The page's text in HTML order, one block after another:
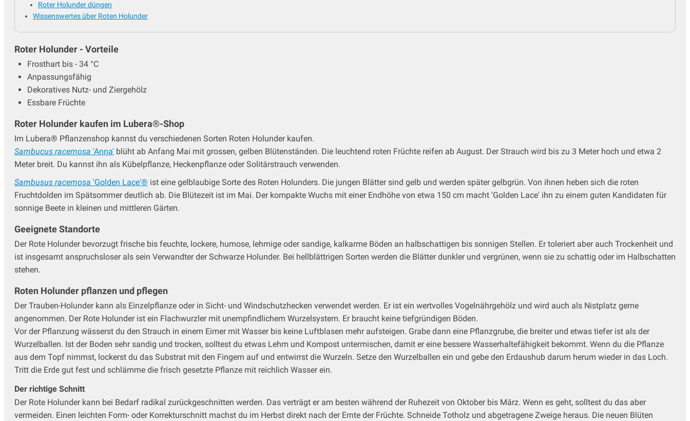
Roter Holunder düngen
Wissenswertes über Roten Holunder
Roter Holunder - Vorteile
Frosthart bis - 34 °C
Anpassungsfähig
Dekoratives Nutz- und Ziergehölz
Essbare Früchte
Roter Holunder kaufen im Lubera®-Shop
Im Lubera® Pflanzenshop kannst du verschiedenen Sorten Roten Holunder kaufen.
Sambucus racemosa 'Anna' blüht ab Anfang Mai mit grossen, gelben Blütenständen. Die leuchtend roten Früchte reifen ab August. Der Strauch wird bis zu 3 Meter hoch und etwa 2
Meter breit. Du kannst ihn als Kübelpflanze, Heckenpflanze oder Solitärstrauch verwenden.
Sambusus racemosa 'Golden Lace'® ist eine gelblaubige Sorte des Roten Holunders. Die jungen Blätter sind gelb und werden später gelbgrün. Von ihnen heben sich die roten
Fruchtdolden im Spätsommer deutlich ab. Die Blütezeit ist im Mai. Der kompakte Wuchs mit einer Endhöhe von etwa 150 cm macht 'Golden Lace' ihn zu einem guten Kandidaten für
sonnige Beete in kleinen und mittleren Gärten.
Geeignete Standorte
Der Rote Holunder bevorzugt frische bis feuchte, lockere, humose, lehmige oder sandige, kalkarme Böden an halbschattigen bis sonnigen Stellen. Er toleriert aber auch Trockenheit und
ist insgesamt anspruchsloser als sein Verwandter der Schwarze Holunder. Bei hellblättrigen Sorten werden die Blätter dunkler und vergrünen, wenn sie zu schattig oder im Halbschatten
stehen.
Roten Holunder pflanzen und pflegen
Der Trauben-Holunder kann als Einzelpflanze oder in Sicht- und Windschutzhecken verwendet werden. Er ist ein wertvolles Vogelnährgehölz und wird auch als Nistplatz gerne
angenommen. Der Rote Holunder ist ein Flachwurzler mit unempfindlichem Wurzelsystem. Er braucht keine tiefgründigen Böden.
Vor der Pflanzung wässerst du den Strauch in einem Eimer mit Wasser bis keine Luftblasen mehr aufsteigen. Grabe dann eine Pflanzgrube, die breiter und etwas tiefer ist als der
Wurzelballen. Ist der Boden sehr sandig und trocken, solltest du etwas Lehm und Kompost untermischen, damit er eine bessere Wasserhaltefähigkeit bekommt. Wenn du die Pflanze
aus dem Topf nimmst, lockerst du das Substrat mit den Fingern auf und entwirrst die Wurzeln. Setze den Wurzelballen ein und gebe den Erdaushub darum herum wieder in das Loch.
Tritt die Erde gut fest und schlämme die frisch gesetzte Pflanze mit reichlich Wasser ein.
Der richtige Schnitt
Der Rote Holunder kann bei Bedarf radikal zurückgeschnitten werden. Das verträgt er am besten während der Ruhezeit von Oktober bis März. Wenn es geht, solltest du das aber
vermeiden. Einen leichten Form- oder Korrekturschnitt machst du im Herbst direkt nach der Ernte der Früchte. Schneide Totholz und abgetragene Zweige heraus. Die neuen Blüten